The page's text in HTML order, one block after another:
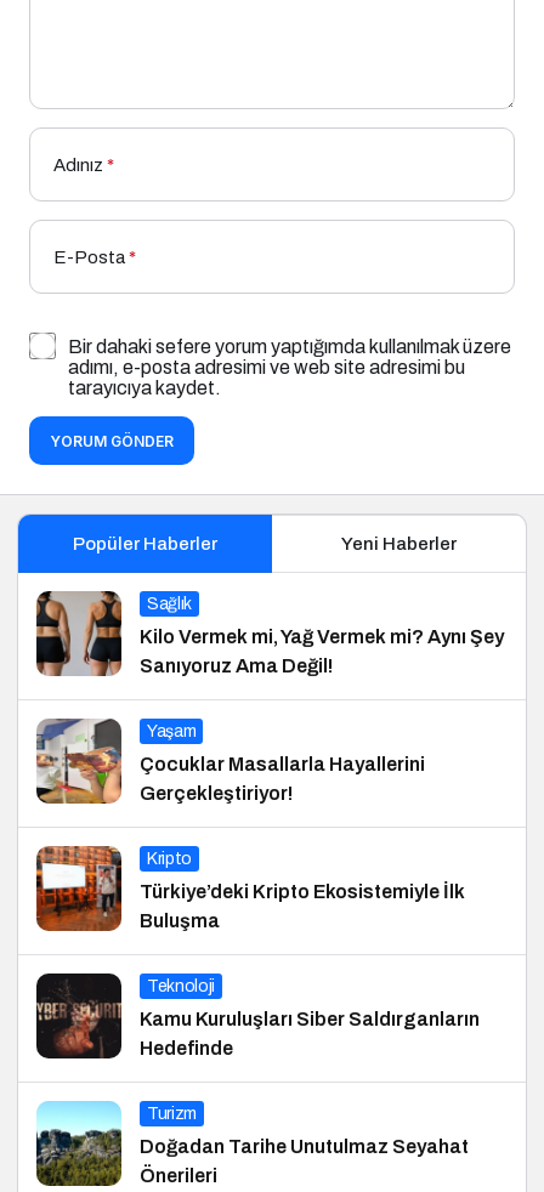
Adınız *
E-Posta*
Bir dahaki sefere yorum yaptığımda kullanılmak üzere
adımı, e-posta adresimi ve web site adresimi bu
tarayıcıya kaydet.
YORUM GÖNDER
Popüler Haberler Yeni Haberler
Sağlık
Kilo Vermek mi, Yağ Vermek mi? Aynı Şey
Sanıyoruz Ama Değil!
Yaşam
Çocuklar Masallarla Hayallerini
Gerçekleştiriyor!
Kripto
Türkiye’deki Kripto Ekosistemiyle İlk
Buluşma
Teknoloji
Kamu Kuruluşları Siber Saldırganların
Hedefinde
Turizm
Doğadan Tarihe Unutulmaz Seyahat
Önerileri